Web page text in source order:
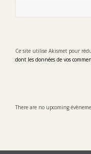
Ce site utilise Akismet pour
dont les données de vos
There are no upcoming